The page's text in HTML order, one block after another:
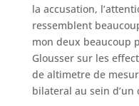
la accusation,
ressemblent
mon deux beaucoup
Glousser sur les
de altimetre de
bilateral au sein d’un